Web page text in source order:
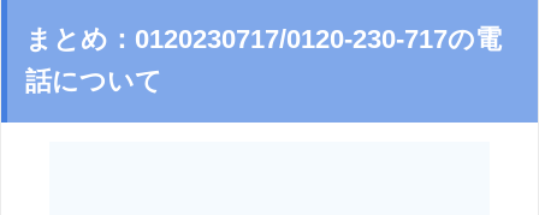
まとめ：0120230717/0120-230-717の電
話について